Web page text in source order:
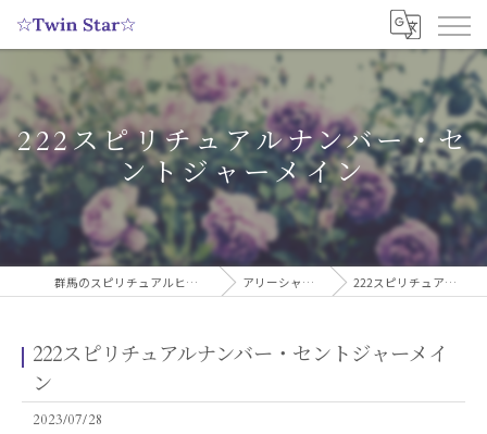
222スピリチュアルナンバー・セ
ントジャーメイン
群馬のスピリチュアルヒーリングサロンなら実績多数の☆Twin Star☆ アリーシャのスピリチュアルブログ 222スピリチュアルナンバー・セントジャーメイン
222スピリチュアルナンバー・セントジャーメイ
ン
2023/07/28